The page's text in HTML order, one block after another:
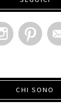
CHI SONO